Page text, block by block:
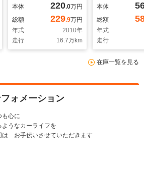
本体 220.0万円
総額
229.9万円
年式
2010年
走行
16.7万km
ルターボ 4WD
本体
総額
年式
走行
在庫一覧を見る
ォメーション
も心に
ようなカーライフを
お手伝いさせていただきます